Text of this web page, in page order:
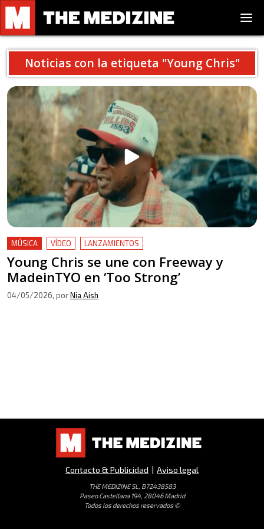
Noticias con la etiqueta "Young Chris"
MÚSICA VÍDEO LANZAMIENTOS
Young Chris se une con Freeway y
MadeinTYO en ‘Too Strong’
04/05/2026, porNia Aish
Contacto & Publicidad | Aviso legal
THE MEDIZINE SL, B72438583
Paseo Castellana 194, 28046 Madrid
Todos los derechos reservados ©